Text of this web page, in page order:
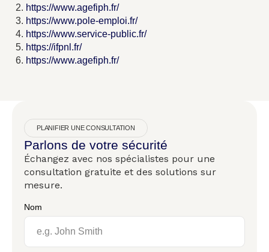
https://www.agefiph.fr/
https://www.pole-emploi.fr/
https://www.service-public.fr/
https://ifpnl.fr/
https://www.agefiph.fr/
PLANIFIER UNE CONSULTATION
Parlons de votre sécurité
Échangez avec nos spécialistes pour une
consultation gratuite et des solutions sur
mesure.
Nom